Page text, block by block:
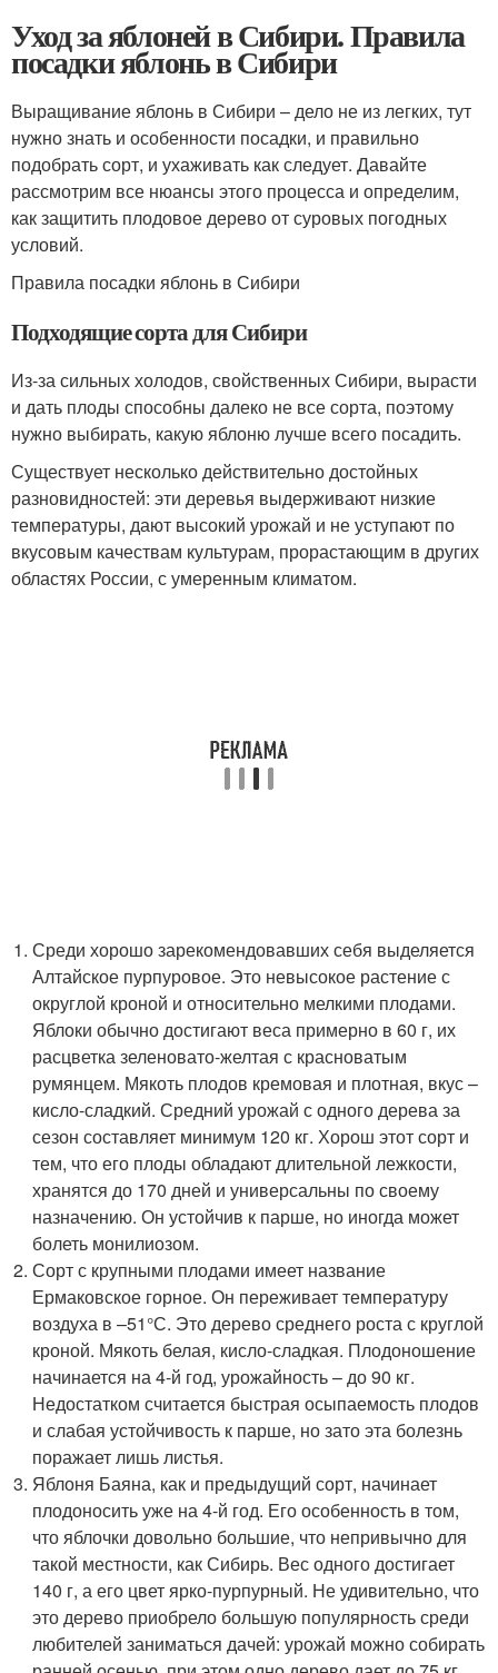
Уход за яблоней в Сибири. Правила
посадки яблонь в Сибири
Выращивание яблонь в Сибири – дело не из легких, тут
нужно знать и особенности посадки, и правильно
подобрать сорт, и ухаживать как следует. Давайте
рассмотрим все нюансы этого процесса и определим,
как защитить плодовое дерево от суровых погодных
условий.
Правила посадки яблонь в Сибири
Подходящие сорта для Сибири
Из-за сильных холодов, свойственных Сибири, вырасти
и дать плоды способны далеко не все сорта, поэтому
нужно выбирать, какую яблоню лучше всего посадить.
Существует несколько действительно достойных
разновидностей: эти деревья выдерживают низкие
температуры, дают высокий урожай и не уступают по
вкусовым качествам культурам, прорастающим в других
областях России, с умеренным климатом.
Среди хорошо зарекомендовавших себя выделяется
Алтайское пурпуровое. Это невысокое растение с
округлой кроной и относительно мелкими плодами.
Яблоки обычно достигают веса примерно в 60 г, их
расцветка зеленовато-желтая с красноватым
румянцем. Мякоть плодов кремовая и плотная, вкус –
кисло-сладкий. Средний урожай с одного дерева за
сезон составляет минимум 120 кг. Хорош этот сорт и
тем, что его плоды обладают длительной лежкости,
хранятся до 170 дней и универсальны по своему
назначению. Он устойчив к парше, но иногда может
болеть монилиозом.
Сорт с крупными плодами имеет название
Ермаковское горное. Он переживает температуру
воздуха в –51°С. Это дерево среднего роста с круглой
кроной. Мякоть белая, кисло-сладкая. Плодоношение
начинается на 4-й год, урожайность – до 90 кг.
Недостатком считается быстрая осыпаемость плодов
и слабая устойчивость к парше, но зато эта болезнь
поражает лишь листья.
Яблоня Баяна, как и предыдущий сорт, начинает
плодоносить уже на 4-й год. Его особенность в том,
что яблочки довольно большие, что непривычно для
такой местности, как Сибирь. Вес одного достигает
140 г, а его цвет ярко-пурпурный. Не удивительно, что
это дерево приобрело большую популярность среди
любителей заниматься дачей: урожай можно собирать